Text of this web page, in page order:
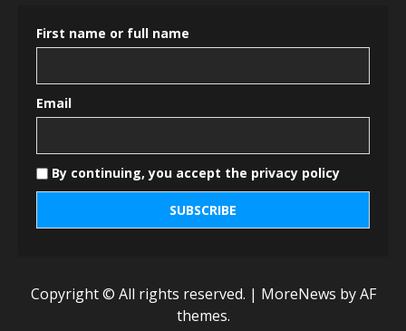
First name or full name
Email
By continuing, you accept the privacy policy
Copyright © All rights reserved. | MoreNews by AF
themes.